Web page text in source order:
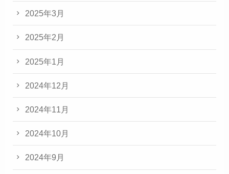
2025年3月
2025年2月
2025年1月
2024年12月
2024年11月
2024年10月
2024年9月